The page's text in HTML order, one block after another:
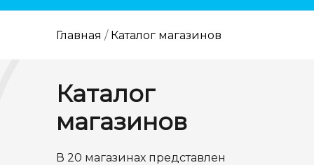
Главная / Каталог магазинов
Каталог
магазинов
В 20 магазинах представлен